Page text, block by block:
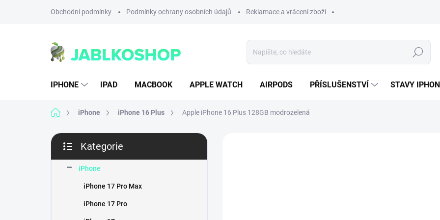
Obchodní podmínky Podmínky ochrany osobních údajů Reklamace a vrácení zboží
Hledat
IPHONE IPAD MACBOOK APPLE WATCH AIRPODS PŘÍSLUŠENSTVÍ STAVY
Domů iPhone iPhone 16 Plus Apple iPhone 16 Plus 128GB modrozelená
P
s
kategorie
Kategorie
iPhone
iPhone 17 Pro Max
iPhone 17 Pro